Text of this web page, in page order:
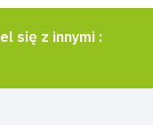
się z innymi :